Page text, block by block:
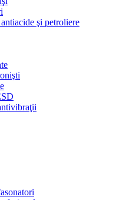
şi petroliere